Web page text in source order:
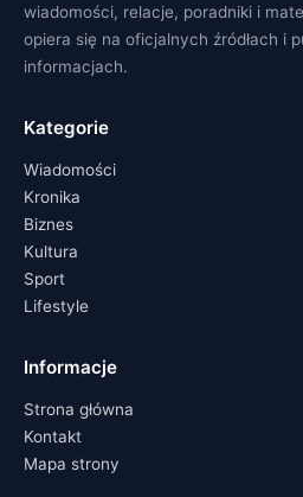
wiadomości, relacje, poradniki i
opiera się na oficjalnych źródłach i
informacjach.
Kategorie
Wiadomości
Kronika
Biznes
Kultura
Sport
Lifestyle
Informacje
Strona główna
Kontakt
Mapa strony